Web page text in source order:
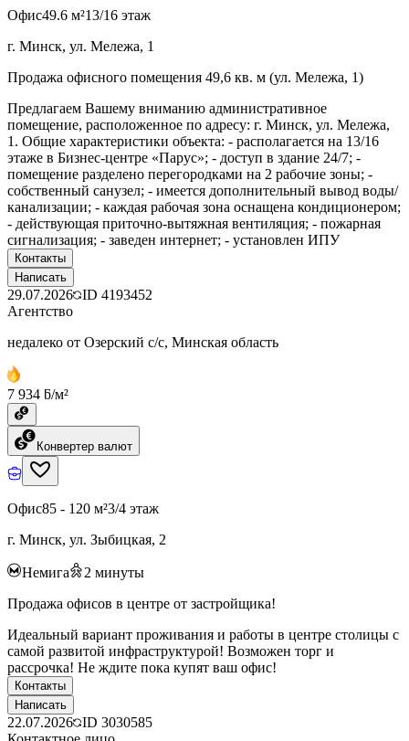
Офис49.6 м²13/16 этаж
г. Минск, ул. Мележа, 1
Продажа офисного помещения 49,6 кв. м (ул. Мележа, 1)
Предлагаем Вашему вниманию административное
помещение, расположенное по адресу: г. Минск, ул. Мележа,
1. Общие характеристики объекта: - располагается на 13/16
этаже в Бизнес-центре «Парус»; - доступ в здание 24/7; -
помещение разделено перегородками на 2 рабочие зоны; -
собственный санузел; - имеется дополнительный вывод воды/
канализации; - каждая рабочая зона оснащена кондиционером;
- действующая приточно-вытяжная вентиляция; - пожарная
сигнализация; - заведен интернет; - установлен ИПУ
Контакты
Написать
29.07.2026 ID 4193452
Агентство
недалеко от Озерский с/с, Минская область
7 934 ƃ/м²
Конвертер валют
Офис85 - 120 м²3/4 этаж
г. Минск, ул. Зыбицкая, 2
Немига 2 минуты
Продажа офисов в центре от застройщика!
Идеальный вариант проживания и работы в центре столицы с
самой развитой инфраструктурой! Возможен торг и
рассрочка! Не ждите пока купят ваш офис!
Контакты
Написать
22.07.2026 ID 3030585